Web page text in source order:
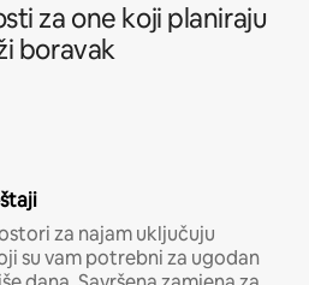
za one koji planiraju
boravak
za najam uključuju
su vam potrebni za ugodan